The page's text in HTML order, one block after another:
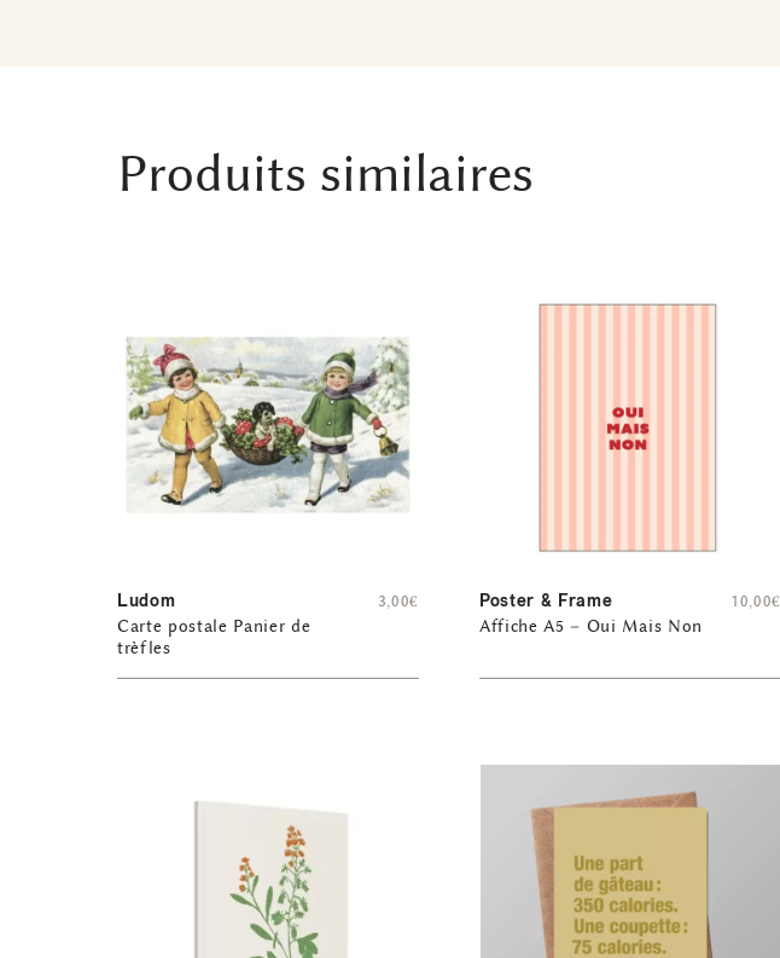
Produits similaires
Ludom
Carte postale Panier de
trèfles
3,00€ Poster & Frame
Affiche A5 – Oui Mais Non
10,00€